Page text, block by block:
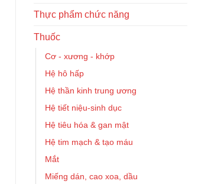
Thực phẩm chức năng
Thuốc
Cơ - xương - khớp
Hệ hô hấp
Hệ thần kinh trung ương
Hệ tiết niệu-sinh dục
Hệ tiêu hóa & gan mật
Hệ tim mạch & tạo máu
Mắt
Miếng dán, cao xoa, dầu